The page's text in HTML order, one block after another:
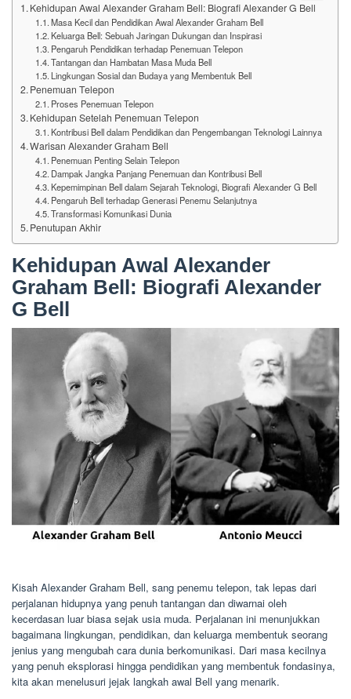
Kehidupan Awal Alexander Graham Bell: Biografi Alexander G Bell
Masa Kecil dan Pendidikan Awal Alexander Graham Bell
Keluarga Bell: Sebuah Jaringan Dukungan dan Inspirasi
Pengaruh Pendidikan terhadap Penemuan Telepon
Tantangan dan Hambatan Masa Muda Bell
Lingkungan Sosial dan Budaya yang Membentuk Bell
Penemuan Telepon
Proses Penemuan Telepon
Kehidupan Setelah Penemuan Telepon
Kontribusi Bell dalam Pendidikan dan Pengembangan Teknologi Lainnya
Warisan Alexander Graham Bell
Penemuan Penting Selain Telepon
Dampak Jangka Panjang Penemuan dan Kontribusi Bell
Kepemimpinan Bell dalam Sejarah Teknologi, Biografi Alexander G Bell
Pengaruh Bell terhadap Generasi Penemu Selanjutnya
Transformasi Komunikasi Dunia
Penutupan Akhir
Kehidupan Awal Alexander
Graham Bell: Biografi Alexander
G Bell
Kisah Alexander Graham Bell, sang penemu telepon, tak lepas dari
perjalanan hidupnya yang penuh tantangan dan diwarnai oleh
kecerdasan luar biasa sejak usia muda. Perjalanan ini menunjukkan
bagaimana lingkungan, pendidikan, dan keluarga membentuk seorang
jenius yang mengubah cara dunia berkomunikasi. Dari masa kecilnya
yang penuh eksplorasi hingga pendidikan yang membentuk fondasinya,
kita akan menelusuri jejak langkah awal Bell yang menarik.